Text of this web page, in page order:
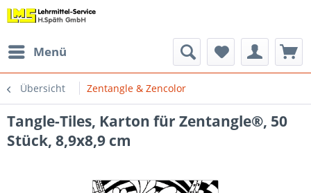
Menü
Übersicht Zentangle & Zencolor
Tangle-Tiles, Karton für Zentangle®, 50
Stück, 8,9x8,9 cm